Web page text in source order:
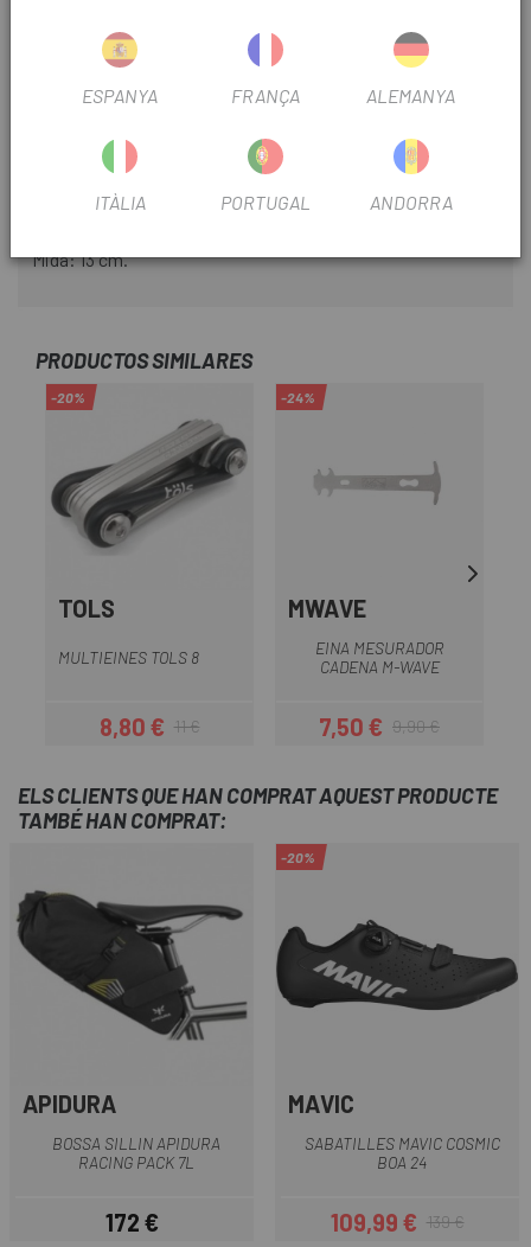
Material: Acer i plàstic
Compartiment per a recanvis a la part inferior
Pes: 190 g.
Mida: 13 cm.
PRODUCTOS SIMILARES
-20%
TOLS
MULTIEINES TOLS 8
Preu
8,80 €Preu regular
11 €
-24%
MWAVE
EINA MESURADOR
CADENA M-WAVE
Preu
7,50 €Preu regular
9,90 €
ELS CLIENTS QUE HAN COMPRAT AQUEST PRODUCTE
TAMBÉ HAN COMPRAT:
APIDURA
BOSSA SILLIN APIDURA
RACING PACK 7L
Preu
172 €
-20%
MAVIC
SABATILLES MAVIC COSMIC
BOA 24
Preu
109,99 €Preu regular
139 €
ESPANYA FRANÇA ALEMANYA
ITÀLIA PORTUGAL ANDORRA